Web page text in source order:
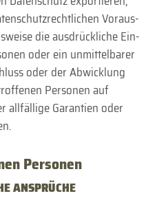
Voraus­
die ausdrückliche Ein­
oder ein unmittelbarer
oder der Abwicklung
Personen auf
allfällige Garantien oder
Personen
ANSPRÜCHE